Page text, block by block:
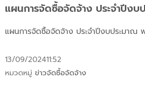
แผนการจัดซื้อจัดจ้าง ประจำปีง
แผนการจัดซื้อจัดจ้าง ประจำปีงบประมาณ
13/09/202411:52
หมวดหมู่ ข่าวจัดซื้อจัดจ้าง